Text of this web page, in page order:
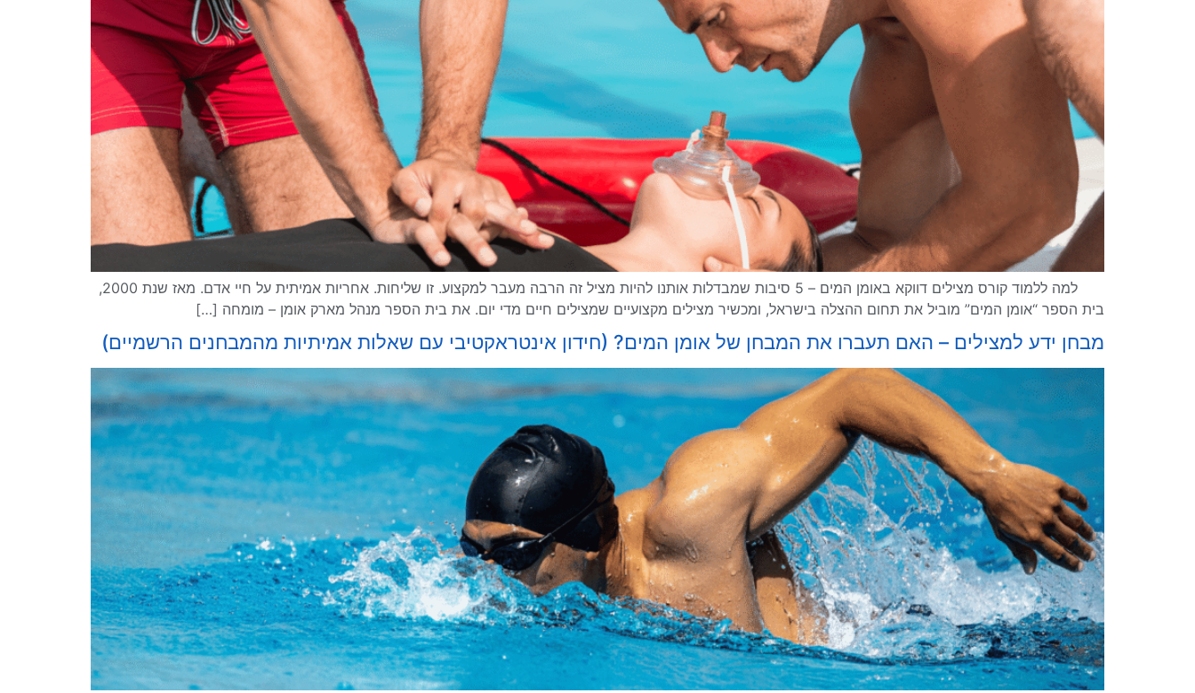
למה ללמוד קורס מצילים דווקא באומן המים – 5 סיבות שמבדלות אותנו להיות מציל זה הרבה מעבר למקצוע. זו שליחות. אחריות אמיתית על חיי אדם. מאז שנת 2000,
בית הספר “אומן המים” מוביל את תחום ההצלה בישראל, ומכשיר מצילים מקצועיים שמצילים חיים מדי יום. את בית הספר מנהל מארק אומן – מומחה […]
מבחן ידע למצילים – האם תעברו את המבחן של אומן המים? (חידון אינטראקטיבי עם שאלות אמיתיות מהמבחנים הרשמיים)